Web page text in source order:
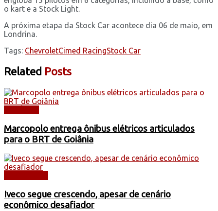
o kart e a Stock Light.
A próxima etapa da Stock Car acontece dia 06 de maio, em
Londrina.
Tags: ChevroletCimed RacingStock Car
Related Posts
Marcopolo entrega ônibus elétricos articulados
para o BRT de Goiânia
Iveco segue crescendo, apesar de cenário
econômico desafiador